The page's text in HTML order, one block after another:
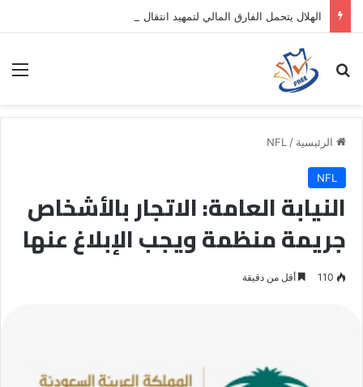
بحث عن
الرئيسية /
NFL
NFL
النيابة العامة: الاتجار بالأشخاص
جريمة منظمة ويجب الإبلاغ عنها
110 أقل من دقيقة